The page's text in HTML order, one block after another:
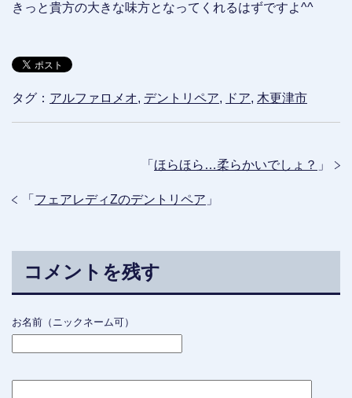
きっと貴方の大きな味方となってくれるはずですよ^^
タグ： アルファロメオ, デントリペア, ドア, 木更津市
「 ほらほら…柔らかいでしょ？ 」
「 フェアレディZのデントリペア 」
コメントを残す
お名前（ニックネーム可）